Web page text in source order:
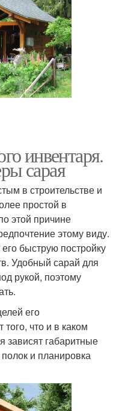
инвентаря.
сарая
в строительстве и
простой в
этой причине
этому виду.
быструю постройку
Удобный сарай для
рукой, поэтому
его
что и в каком
зависят габаритные
и планировка